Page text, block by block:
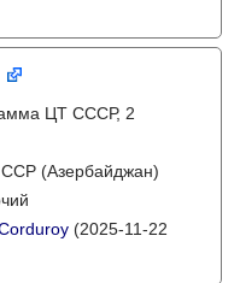
ЦТ СССР, 2
(Азербайджан)
(2025-11-22